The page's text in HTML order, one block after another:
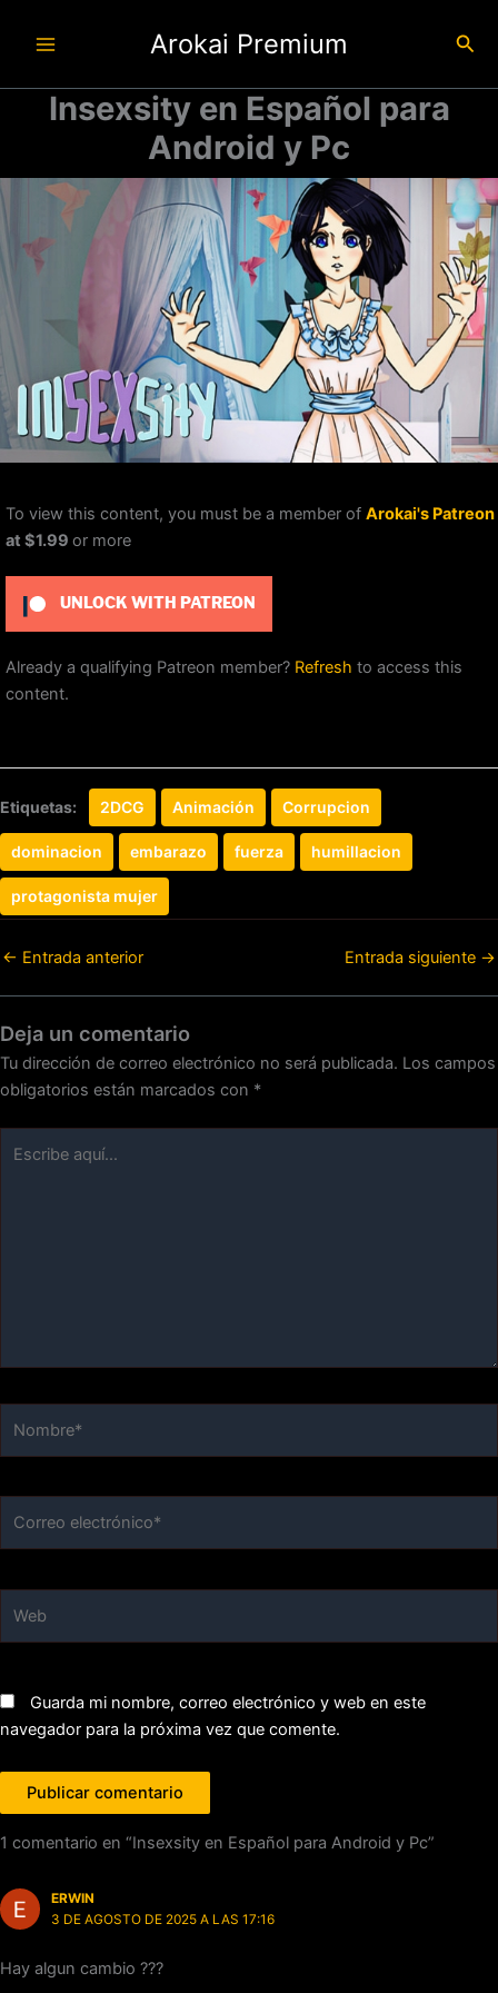
Arokai Premium
Insexsity en Español para
Android y Pc
To view this content, you must be a member of Arokai's Patreon
at $1.99 or more
UNLOCK WITH PATREON
Already a qualifying Patreon member? Refresh to access this
content.
Etiquetas: 2DCG Animación Corrupcion
dominacion embarazo fuerza humillacion
protagonista mujer
← Entrada anterior Entrada siguiente →
Deja un comentario
Tu dirección de correo electrónico no será publicada. Los campos
obligatorios están marcados con *
aquí...
Guarda mi nombre, correo electrónico y web en este
navegador para la próxima vez que comente.
1 comentario en “Insexsity en Español para Android y Pc”
ERWIN
3 DE AGOSTO DE 2025 A LAS 17:16
Hay algun cambio ???